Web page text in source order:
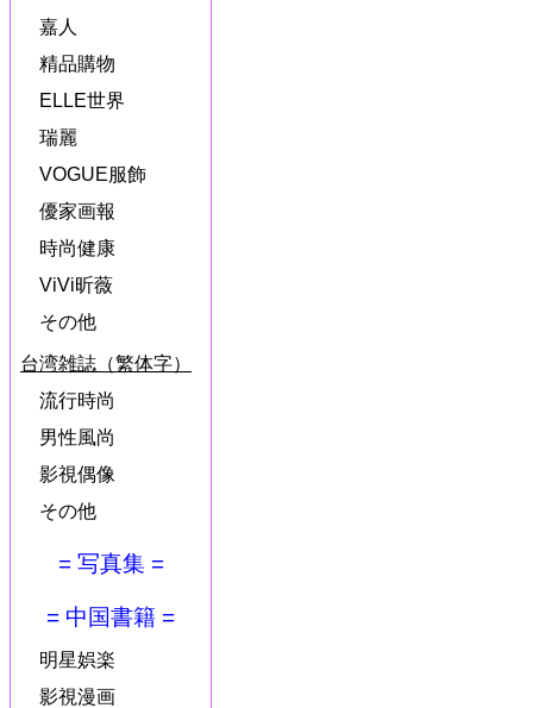
嘉人
精品購物
ELLE世界
瑞麗
VOGUE服飾
優家画報
時尚健康
ViVi昕薇
その他
台湾雑誌（繁体字）
流行時尚
男性風尚
影視偶像
その他
= 写真集 =
= 中国書籍 =
明星娯楽
影視漫画